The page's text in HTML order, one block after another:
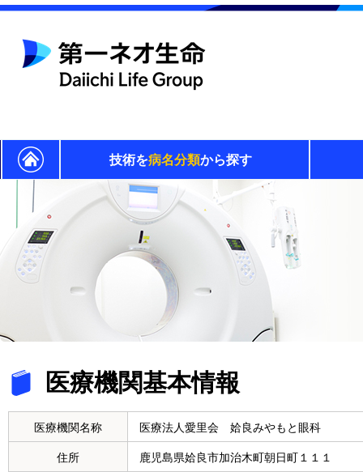
技術を病名分類から探す
医療機関基本情報
医療機関名称 医療法人愛里会 姶良みやもと眼科
住所 鹿児島県姶良市加治木町朝日町１１１